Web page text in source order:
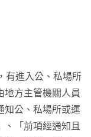
有進入公、私場所
地方主管機關人員
知公、私場所或運
、「前項經通知且